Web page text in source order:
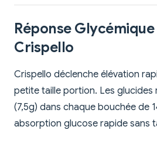
Réponse
Crispello
Crispello déclenche élévation
petite taille portion. Les glucides
(7,5g) dans chaque bouchée de
absorption glucose rapide sans